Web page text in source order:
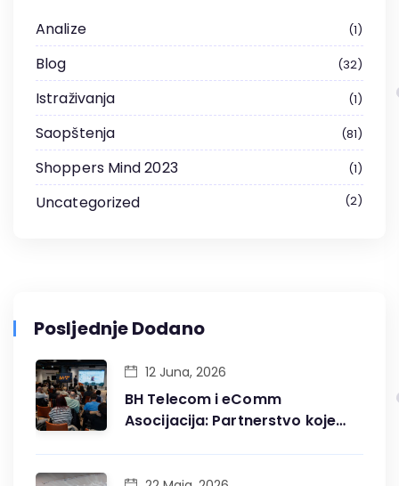
Analize 1
Blog 32
Istraživanja 1
Saopštenja 81
Shoppers Mind 2023 1
Uncategorized 2
Posljednje Dodano
BH Telecom i eComm
Asocijacija: Partnerstvo koje
12 Juna, 2026